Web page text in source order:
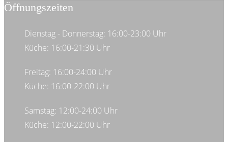
Öffnungszeiten
Dienstag - Donnerstag: 16:00-23:00 Uhr
Küche: 16:00-21:30 Uhr
Freitag: 16:00-24:00 Uhr
Küche: 16:00-22:00 Uhr
Samstag: 12:00-24:00 Uhr
Küche: 12:00-22:00 Uhr